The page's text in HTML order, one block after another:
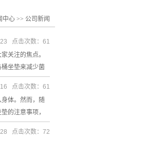
中心 >> 公司新闻
关注的焦点。
坐垫来减少菌
点击次数：61
体。然而，随
的注意事项，
点击次数：61
点击次数：72